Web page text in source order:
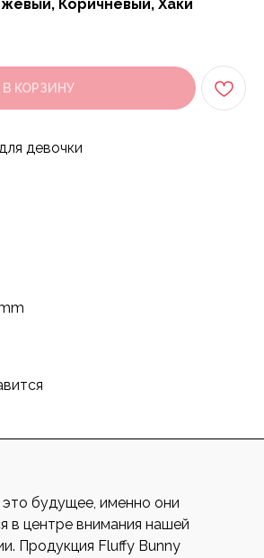
Коричневый, Хаки
В КОРЗИНУ
девочки
будущее, именно они
в центре внимания нашей
Продукция Fluffy Bunny